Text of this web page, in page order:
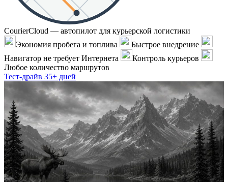
CourierCloud — автопилот для курьерской логистики
Экономия пробега и топлива
Быстрое внедрение
Навигатор не требует Интернета
Контроль курьеров
Любое количество маршрутов
Тест-драйв 35+ дней